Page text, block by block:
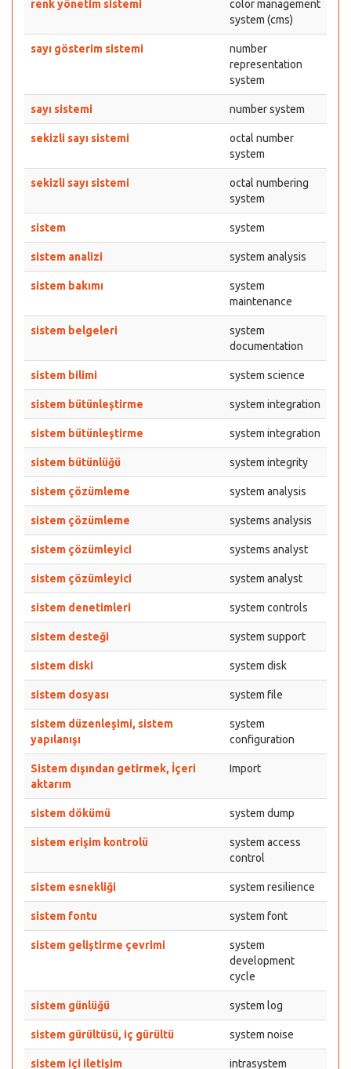
renk yönetim sistemi
color management
system (cms)
sayı gösterim sistemi
number
representation
system
sayı sistemi number system
sekizli sayı sistemi
octal number
system
sekizli sayı sistemi
octal numbering
system
sistem system
sistem analizi system analysis
sistem bakımı
system
maintenance
sistem belgeleri
system
documentation
sistem bilimi system science
sistem bütünleştirme system integration
sistem bütünleştirme system integration
sistem bütünlüğü system integrity
sistem çözümleme system analysis
sistem çözümleme systems analysis
sistem çözümleyici systems analyst
sistem çözümleyici system analyst
sistem denetimleri system controls
sistem desteği system support
sistem diski system disk
sistem dosyası system file
sistem düzenleşimi, sistem
yapılanışı
system
configuration
Sistem dışından getirmek, İçeri
aktarım
Import
sistem dökümü system dump
sistem erişim kontrolü
system access
control
sistem esnekliği system resilience
sistem fontu system font
sistem geliştirme çevrimi
system
development
cycle
sistem günlüğü system log
sistem gürültüsü, iç gürültü system noise
sistem içi iletişim
intrasystem